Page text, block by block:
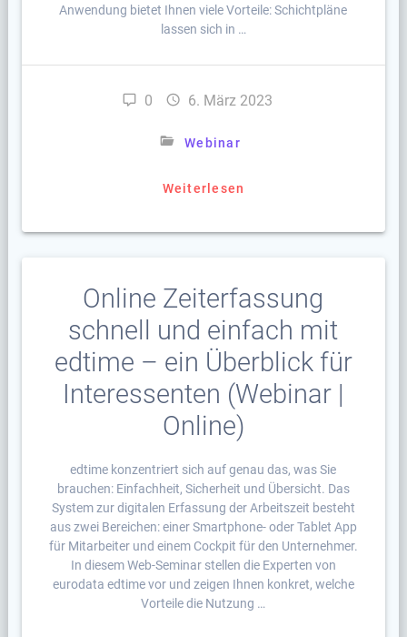
Anwendung bietet Ihnen viele Vorteile: Schichtpläne
lassen sich in …
0 6. März 2023
Webinar
Weiterlesen
Online Zeiterfassung
schnell und einfach mit
edtime – ein Überblick für
Interessenten (Webinar |
Online)
edtime konzentriert sich auf genau das, was Sie
brauchen: Einfachheit, Sicherheit und Übersicht. Das
System zur digitalen Erfassung der Arbeitszeit besteht
aus zwei Bereichen: einer Smartphone- oder Tablet App
für Mitarbeiter und einem Cockpit für den Unternehmer.
In diesem Web-Seminar stellen die Experten von
eurodata edtime vor und zeigen Ihnen konkret, welche
Vorteile die Nutzung …